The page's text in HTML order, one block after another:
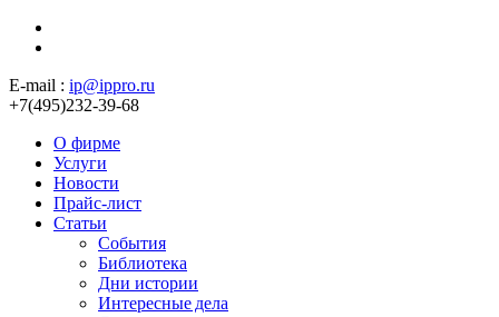
E-mail : ip@ippro.ru
+7(495)232-39-68
О фирме
Услуги
Новости
Прайс-лист
Статьи
События
Библиотека
Дни истории
Интересные дела